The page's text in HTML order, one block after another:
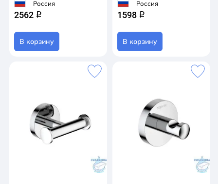
Россия
2562 q
В корзину
Россия
1598 q
В корзину